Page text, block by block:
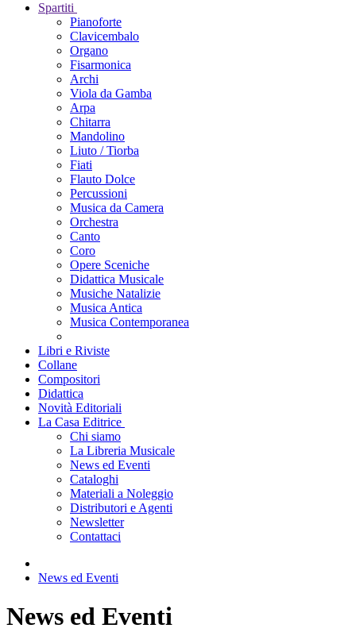
Spartiti
Pianoforte
Clavicembalo
Organo
Fisarmonica
Archi
Viola da Gamba
Arpa
Chitarra
Mandolino
Liuto / Tiorba
Fiati
Flauto Dolce
Percussioni
Musica da Camera
Orchestra
Canto
Coro
Opere Sceniche
Didattica Musicale
Musiche Natalizie
Musica Antica
Musica Contemporanea
Libri e Riviste
Collane
Compositori
Didattica
Novità Editoriali
La Casa Editrice
Chi siamo
La Libreria Musicale
News ed Eventi
Cataloghi
Materiali a Noleggio
Distributori e Agenti
Newsletter
Contattaci
News ed Eventi
News ed Eventi